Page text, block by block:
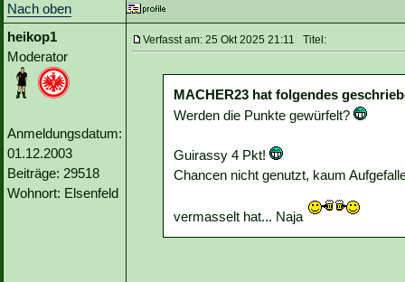
Nach oben
heikop1
Moderator
Anmeldungsdatum:
01.12.2003
Beiträge: 29518
Wohnort: Elsenfeld
Verfasst am: 25 Okt 2025 21:11 Titel:
MACHER23 hat folgendes
Werden die Punkte gewürfelt?
Guirassy 4 Pkt!
Chancen nicht genutzt, kaum
vermasselt hat... Naja